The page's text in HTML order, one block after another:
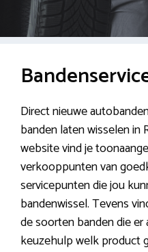
Direct nieuwe
banden laten wisselen in
website vind je
verkooppunten van
servicepunten die jou
bandenwissel. Tevens
de soorten banden die
keuzehulp welk product